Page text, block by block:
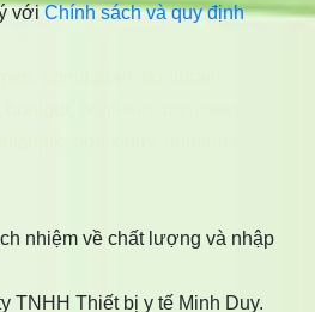
vớiChính sách và quy định
nhiệm về chất lượng và nhập
TNHH Thiết bị y tế Minh Duy.